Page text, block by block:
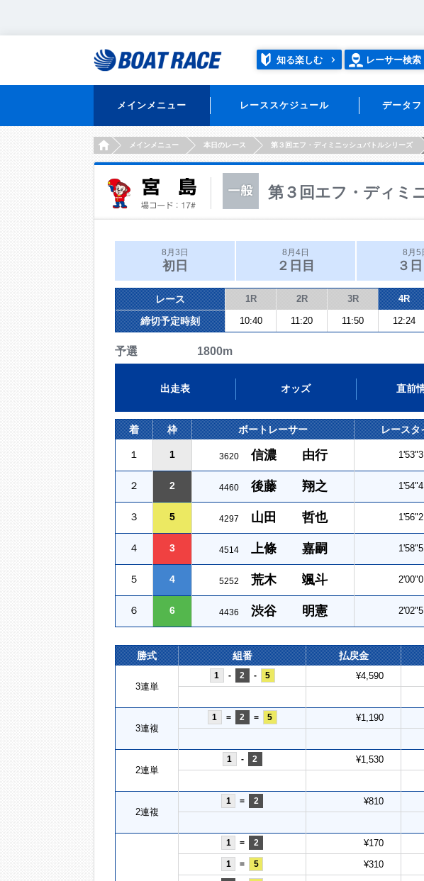
知る楽しむ レーサー検索
メインメニュー レーススケジュール データ
HOMEメインメニュー 本日のレース 第３回エフ・ディミニッシュバトルシリーズ
第３回エフ・ディミ
8月3日
初日
8月4日
２日目
8月5
３日
レース 1R 2R 3R 4R
締切予定時刻 10:40 11:20 11:50 12:24
予選 1800m
出走表 オッズ 直前
着 枠 ボートレーサー レースタ
１ 1 3620 信濃 由行 1'53"3
２ 2 4460 後藤 翔之 1'54"4
３ 5 4297 山田 哲也 1'56"2
４ 3 4514 上條 嘉嗣 1'58"5
５ 4 5252 荒木 颯斗 2'00"0
６ 6 4436 渋谷 明憲 2'02"5
勝式 組番 払戻金
3連単
1 - 2 - 5 ¥4,590
3連複
1 = 2 = 5 ¥1,190
2連単
1 - 2 ¥1,530
2連複
1 = 2 ¥810
1 = 2 ¥170
1 = 5 ¥310